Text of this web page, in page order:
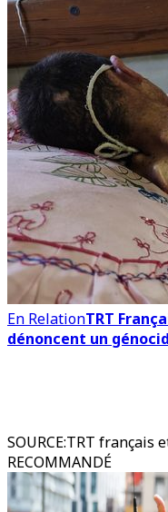
En RelationTRT
dénoncent un
SOURCE:TRT français
RECOMMANDÉ